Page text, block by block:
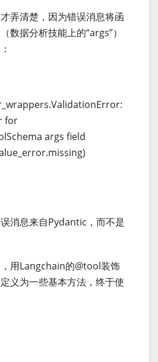
弄清楚，因为错误消息将函
数据分析技能上的“args”）
for
args field
消息来自Pydantic，而不是
用Langchain的@tool装饰
义为一些基本方法，终于使